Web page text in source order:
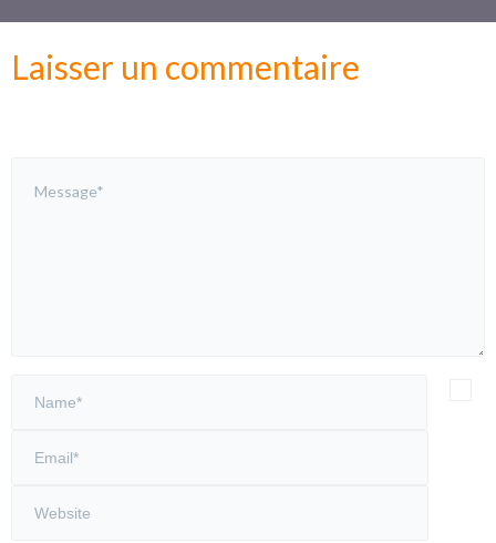
Laisser un commentaire